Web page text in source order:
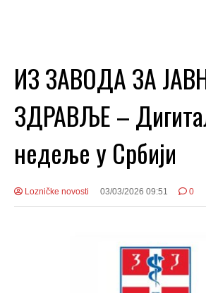
ИЗ ЗАВОДА ЗА
ЗДРАВЉЕ –
недеље у Србији
Lozničke novosti 03/03/2026 09:51 0